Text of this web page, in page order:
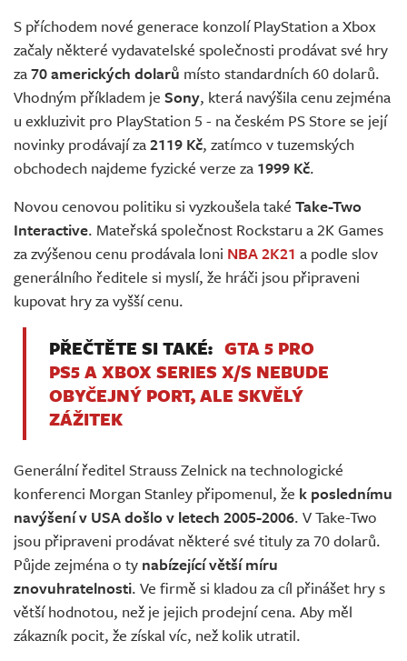
Živě
S příchodem nové generace konzolí PlayStation a Xbox
začaly některé vydavatelské společnosti prodávat své hry
za70 amerických dolarů místo standardních 60 dolarů.
Vhodným příkladem je Sony, která navýšila cenu zejména
u exkluzivit pro PlayStation 5 - na českém PS Store se její
novinky prodávají za2119 Kč, zatímco v tuzemských
obchodech najdeme fyzické verze za 1999 Kč.
Novou cenovou politiku si vyzkoušela také Take-Two
Interactive. Mateřská společnost Rockstaru a 2K Games
za zvýšenou cenu prodávala loni NBA 2K21 a podle slov
generálního ředitele si myslí, že hráči jsou připraveni
kupovat hry za vyšší cenu.
PŘEČTĚTE SI TAKÉ: GTA 5 PRO
PS5 A XBOX SERIES X/S NEBUDE
OBYČEJNÝ PORT, ALE SKVĚLÝ
ZÁŽITEK
Generální ředitel Strauss Zelnick na technologické
konferenci Morgan Stanley připomenul, že k poslednímu
navýšení v USA došlo v letech 2005-2006. V Take-Two
jsou připraveni prodávat některé své tituly za 70 dolarů.
Půjde zejména o ty nabízející větší míru
znovuhratelnosti. Ve firmě si kladou za cíl přinášet hry s
větší hodnotou, než je jejich prodejní cena. Aby měl
zákazník pocit, že získal víc, než kolik utratil.